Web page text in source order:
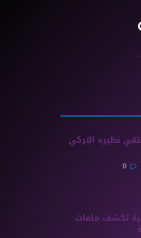
نظيره التركي
تكشف ملفات